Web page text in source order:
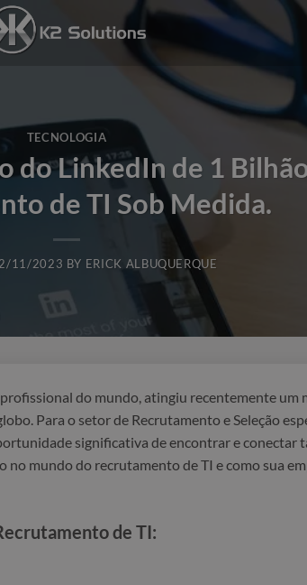
TECNOLOGIA
LinkedIn de 1
de TI Sob Medida.
11/2023 BY ERICK ALBUQUERQUE
do mundo, atingiu recentemente um
Para o setor de Recrutamento e Seleção
significativa de encontrar e conectar
mundo do recrutamento de TI e como sua
de TI: